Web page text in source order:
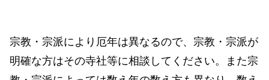
宗教・宗派により厄年は異なるので、宗教・宗派が
明確な方はその寺社等に相談してください。また宗